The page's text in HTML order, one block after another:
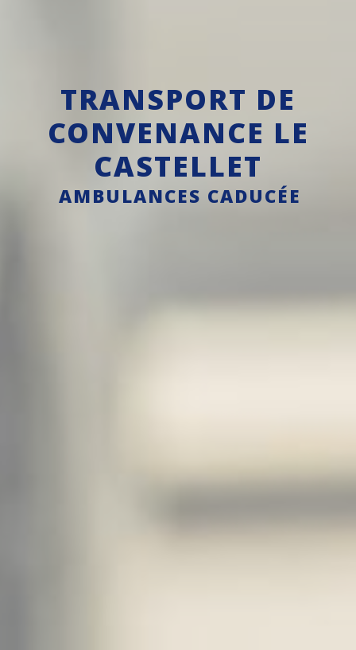
TRANSPORT DE
CONVENANCE LE
CASTELLET
AMBULANCES CADUCÉE